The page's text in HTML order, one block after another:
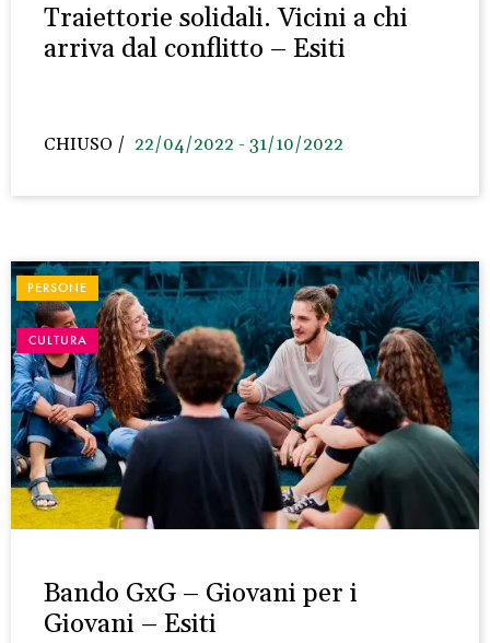
Traiettorie solidali. Vicini a chi
arriva dal conflitto – Esiti
CHIUSO 22/04/2022 - 31/10/2022
PERSONE
CULTURA
Bando GxG – Giovani per i
Giovani – Esiti